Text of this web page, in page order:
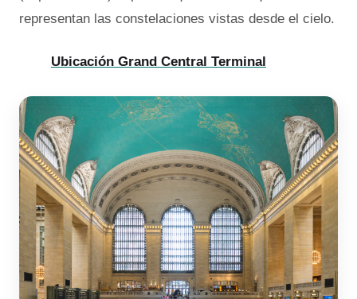
representan las constelaciones vistas desde el cielo.
Ubicación Grand Central Terminal